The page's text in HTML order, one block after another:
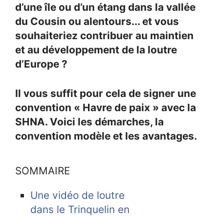
d’une île ou d’un étang dans la vallée
du Cousin ou alentours... et vous
souhaiteriez contribuer au maintien
et au développement de la loutre
d’Europe ?
Il vous suffit pour cela de signer une
convention « Havre de paix » avec la
SHNA. Voici les démarches, la
convention modèle et les avantages.
SOMMAIRE
Une vidéo de loutre
dans le Trinquelin en